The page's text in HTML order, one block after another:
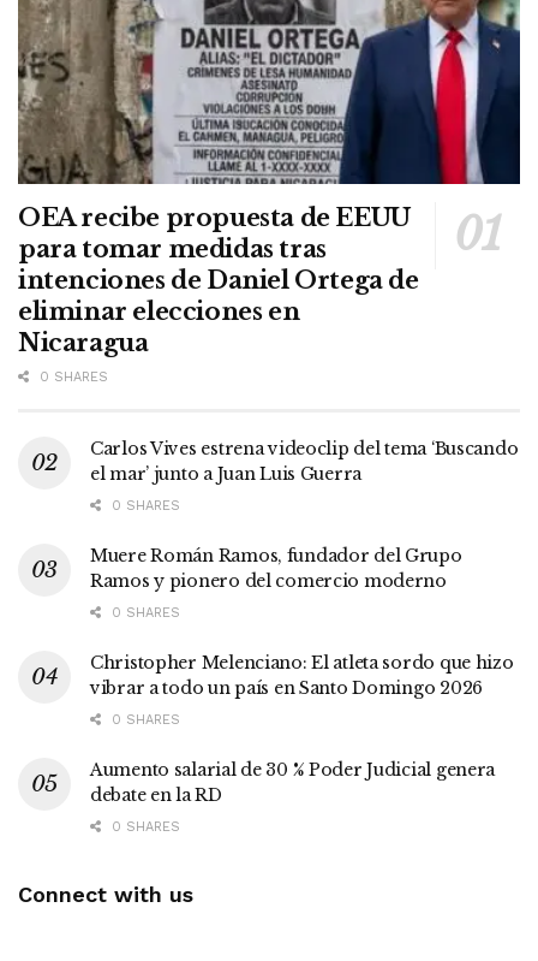
OEA recibe propuesta de EEUU
para tomar medidas tras
intenciones de Daniel Ortega de
eliminar elecciones en
Nicaragua
0 SHARES
Carlos Vives estrena videoclip del tema ‘Buscando
el mar’ junto a Juan Luis Guerra
0 SHARES
Muere Román Ramos, fundador del Grupo
Ramos y pionero del comercio moderno
0 SHARES
Christopher Melenciano: El atleta sordo que hizo
vibrar a todo un país en Santo Domingo 2026
0 SHARES
Aumento salarial de 30 % Poder Judicial genera
debate en la RD
0 SHARES
Connect with us